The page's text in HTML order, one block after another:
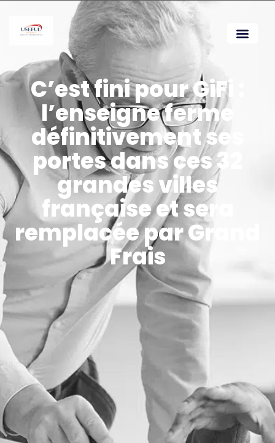
C’est fini pour GiFi :
l’enseigne ferme
définitivement ses
portes dans ces 32
grandes villes
française et sera
remplacée par Grand
Frais